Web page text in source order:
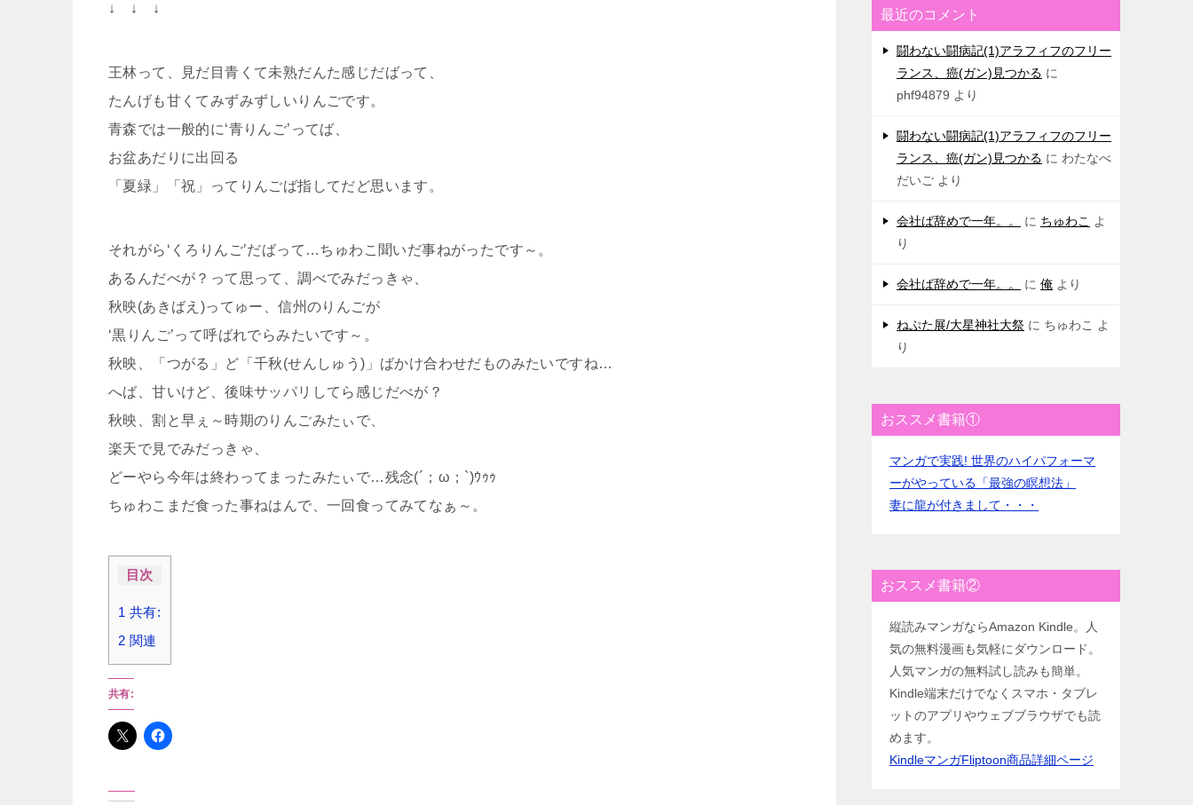
↓ ↓ ↓
王林って、見だ目青くて未熟だんた感じだばって、
たんげも甘くてみずみずしいりんごです。
青森では一般的に‘青りんご’ってば、
お盆あだりに出回る
「夏緑」「祝」ってりんごば指してだど思います。
それがら‘くろりんご’だばって…ちゅわこ聞いだ事ねがったです～。
あるんだべが？って思って、調べでみだっきゃ、
秋映(あきばえ)ってゅー、信州のりんごが
‘黒りんご’って呼ばれでらみたいです～。
秋映、「つがる」ど「千秋(せんしゅう)」ばかけ合わせだものみたいですね…
へば、甘いけど、後味サッパリしてら感じだべが？
秋映、割と早ぇ～時期のりんごみたぃで、
楽天で見でみだっきゃ、
どーやら今年は終わってまったみたぃで…残念(´；ω；`)ｳｩｩ
ちゅわこまだ食った事ねはんで、一回食ってみてなぁ～。
目次
1 共有:
2 関連
共有:
最近のコメント
闘わない闘病記(1)アラフィフのフリー
ランス、癌(ガン)見つかる に
phf94879 より
闘わない闘病記(1)アラフィフのフリー
ランス、癌(ガン)見つかる に わたなべ
だいご より
会社ば辞めで一年。。 に ちゅわこ
よ
り
会社ば辞めで一年。。 に 俺 より
ねぷた展/大星神社大祭 に ちゅわこ
よ
り
おススメ書籍①
マンガで実践! 世界のハイパフォーマ
ーがやっている「最強の瞑想法」
妻に龍が付きまして・・・
おススメ書籍②
縦読みマンガならAmazon Kindle。人
気の無料漫画も気軽にダウンロード。
人気マンガの無料試し読みも簡単。
Kindle端末だけでなくスマホ・タブレ
ットのアプリやウェブブラウザでも読
めます。
KindleマンガFliptoon商品詳細ページ